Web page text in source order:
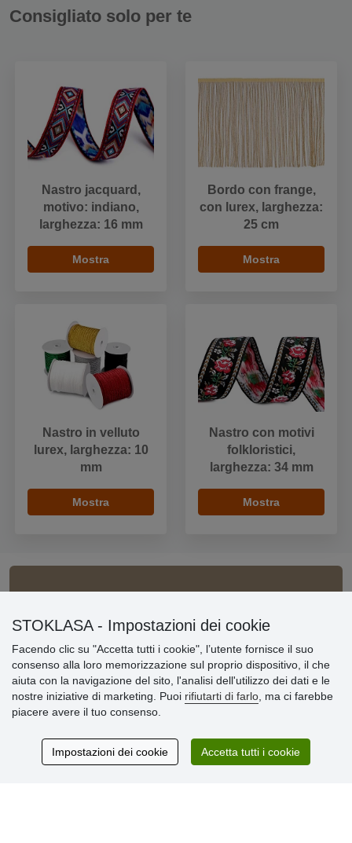
Consigliato solo per te
Nastro jacquard,
motivo: indiano,
larghezza: 16 mm
Mostra
Bordo con frange,
con lurex, larghezza:
25 cm
Mostra
Nastro in velluto
lurex, larghezza: 10
mm
Mostra
Nastro con motivi
folkloristici,
larghezza: 34 mm
Mostra
» Impostazioni dei cookie
» Termini & Condizioni
» Informativa sulla Privacy
» Consegna e pagamento
» Garanzia e resi
» Programma fedeltà
Recensioni
STOKLASA - Impostazioni dei cookie
Facendo clic su "Accetta tutti i cookie", l’utente fornisce il suo
consenso alla loro memorizzazione sul proprio dispositivo, il che
aiuta con la navigazione del sito, l'analisi dell'utilizzo dei dati e le
nostre iniziative di marketing. Puoi rifiutarti di farlo , ma ci farebbe
piacere avere il tuo consenso.
Impostazioni dei cookie Accetta tutti i cookie